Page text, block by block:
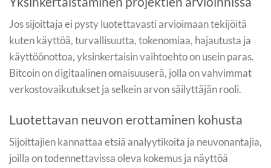
Jos sijoittaja ei pysty luotettavasti arvioimaan tekijöitä
kuten käyttöä, turvallisuutta, tokenomiaa, hajautusta ja
käyttöönottoa, yksinkertaisin vaihtoehto on usein paras.
Bitcoin on digitaalinen omaisuuserä, jolla on vahvimmat
verkostovaikutukset ja selkein arvon säilyttäjän rooli.
Luotettavan neuvon erottaminen kohusta
Sijoittajien kannattaa etsiä analyytikoita ja neuvonantajia,
joilla on todennettavissa oleva kokemus ja näyttöä